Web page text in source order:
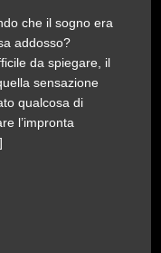
che il sogno era
addosso?
da spiegare, il
sensazione
qualcosa di
l’impronta